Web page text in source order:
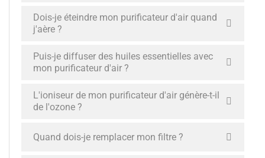
Dois-je éteindre mon purificateur d'air quand
j'aère ?
Puis-je diffuser des huiles essentielles avec
mon purificateur d'air ?
L'ioniseur de mon purificateur d'air génère-t-il
de l'ozone ?
Quand dois-je remplacer mon filtre ?